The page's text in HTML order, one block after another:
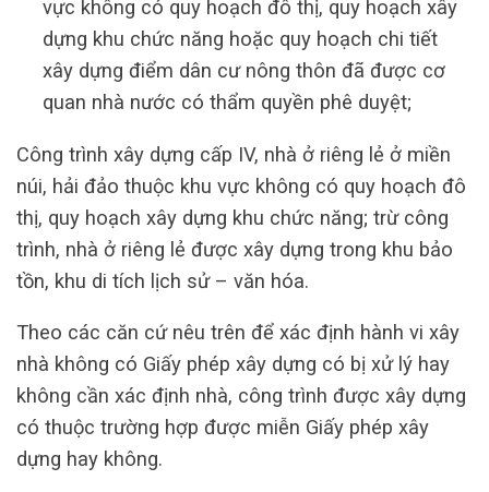
vực không có quy hoạch đô thị, quy hoạch xây
dựng khu chức năng hoặc quy hoạch chi tiết
xây dựng điểm dân cư nông thôn đã được cơ
quan nhà nước có thẩm quyền phê duyệt;
Công trình xây dựng cấp IV, nhà ở riêng lẻ ở miền
núi, hải đảo thuộc khu vực không có quy hoạch đô
thị, quy hoạch xây dựng khu chức năng; trừ công
trình, nhà ở riêng lẻ được xây dựng trong khu bảo
tồn, khu di tích lịch sử – văn hóa.
Theo các căn cứ nêu trên để xác định hành vi xây
nhà không có Giấy phép xây dựng có bị xử lý hay
không cần xác định nhà, công trình được xây dựng
có thuộc trường hợp được miễn Giấy phép xây
dựng hay không.